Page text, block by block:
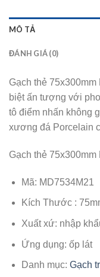
MÔ TẢ
ĐÁNH GIÁ (0)
Gạch thẻ
biệt ấn tượng với
tô điểm nhấn không
xương đá Porcelain
Gạch thẻ 75x300mm
Mã: MD7534M21
Kích Thước :
Xuất xứ: nhập
Ứng dụng: ốp lát
Danh mục: Gạch